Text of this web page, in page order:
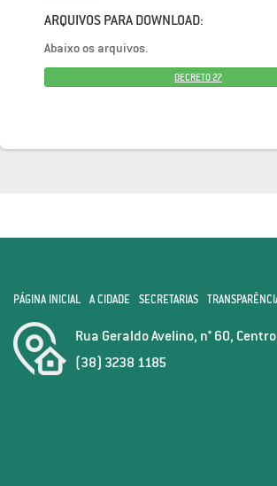
ARQUIVOS PARA DOWNLOAD:
Abaixo os arquivos.
DECRETO 27
PÁGINA INICIAL A CIDADE SECRETARIAS
Rua Geraldo Avelino, n° 60,
(38) 3238 1185